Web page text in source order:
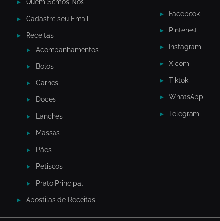
Quem Somos Nós
Cadastre seu Email
Receitas
Acompanhamentos
Bolos
Carnes
Doces
Lanches
Massas
Pães
Petiscos
Prato Principal
Apostilas de Receitas
Facebook
Pinterest
Instagram
X.com
Tiktok
WhatsApp
Telegram